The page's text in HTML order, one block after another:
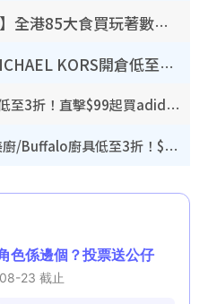
【8月生日優惠2026】全港85大食買玩著數攻略 自助餐/火鍋放題同行免費＋誠品/DONKI送現金券
開倉優惠｜銅鑼灣MICHAEL KORS開倉低至17折！直擊$500起買手袋/銀包/鞋款 必買經典Jet Set系列
開倉優惠｜馬拉松開倉低至3折！直擊$99起買adidas／New Balance／Puma鞋款 STANLEY保溫杯劈價至$119起
廚具優惠｜普樂氏/意美廚/Buffalo廚具低至3折！$89起買煎鍋／炒鑊／個人鍋 同場小家電激減至$99起